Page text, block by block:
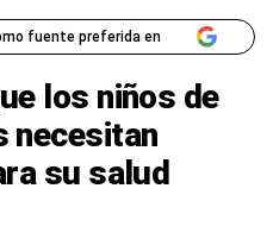
fuente preferida en
los niños de
necesitan
su salud